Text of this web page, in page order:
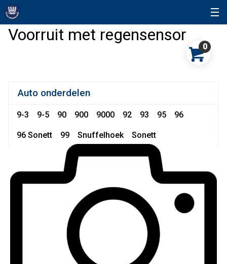
Voorruit met regensensor
0
Auto onderdelen
9-3 9-5 90 900 9000 92 93 95 96
96 Sonett 99 Snuffelhoek Sonett